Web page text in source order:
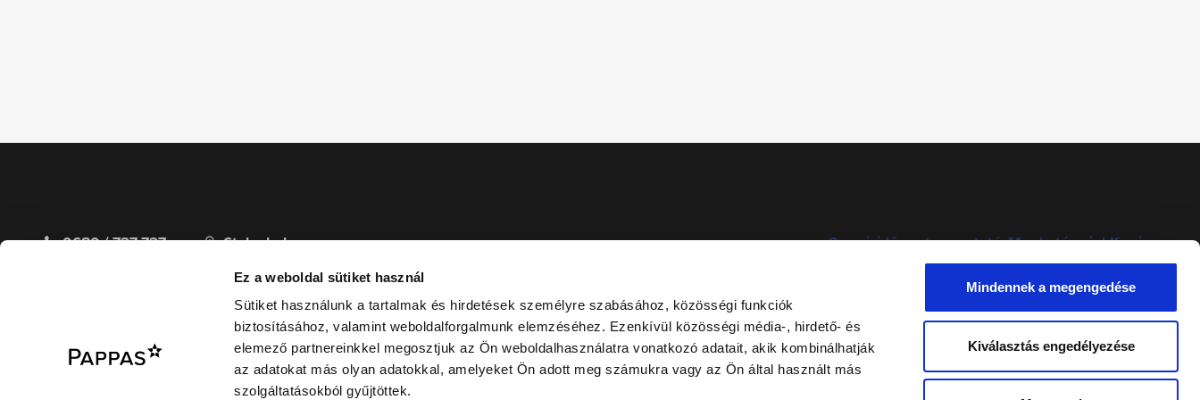
Ez a weboldal sütiket használ
Sütiket használunk a tartalmak és hirdetések személyre szabásához, közösségi funkciók
biztosításához, valamint weboldalforgalmunk elemzéséhez. Ezenkívül közösségi média-, hirdető- és
elemező partnereinkkel megosztjuk az Ön weboldalhasználatra vonatkozó adatait, akik kombinálhatják
az adatokat más olyan adatokkal, amelyeket Ön adott meg számukra vagy az Ön által használt más
szolgáltatásokból gyűjtöttek.
Mindennek a megengedése
Kiválasztás engedélyezése
0680 / 727 727 6telephelyen
Bemutatótermeink és
rendelkezésére állnak.
Szervizidőpont egyeztetésMunkatársainkKarrier